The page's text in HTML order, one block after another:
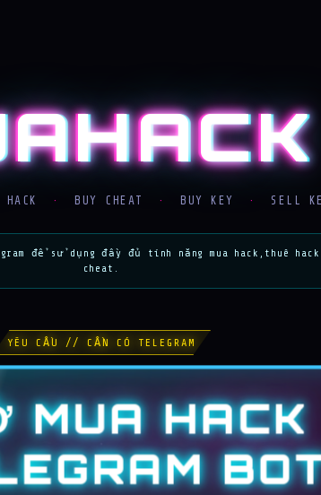
HACK · BUY CHEAT · BUY KEY · SELL
để sử dụng đầy đủ tính năng mua hack,thuê
cheat.
YÊU CẦU // CẦN CÓ TELEGRAM
MUA HACK